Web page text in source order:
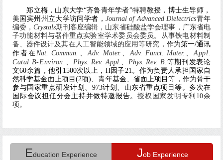
郑立梅，山东大学“齐鲁青年学者”特聘教授，博士生导师，
美国宾州州立大学访问学者，Journal of Advanced Dielectrics青年
编委，Crystals期刊客座编辑，山东省硅酸盐学会理事，广东省电
子功能材料与器件重点实验室学术委员会委员。从事铁电材料制
备、器件设计及其在人工智能领域的应用等研究， 作为第一/通讯
作者在Nat. Commun. 、Adv. Mater. 、Adv. Funct. Mater. 、Appl.
Catal B-Environ. 、Phys. Rev. Appl. 、 Phys. Rev. B. 等期刊发表论
文60余篇，他引 1500次以上， H因子21。作为负责人承担国家自
然科学基金面上项目 (2项)、青年基金、省面上项目等，作为骨干
参与国家重点研发计划、 973计划、山东省重点项目等。多次在
国际会议担任分会主持并做特邀报告。授权国家发明专利 10余
项。
Education Experience Job Experience